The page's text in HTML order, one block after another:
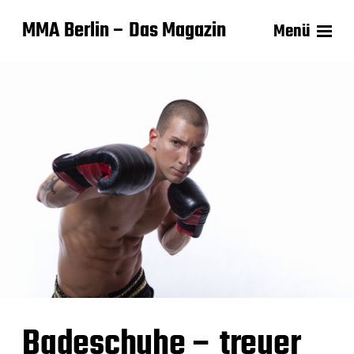
MMA Berlin – Das Magazin Menü